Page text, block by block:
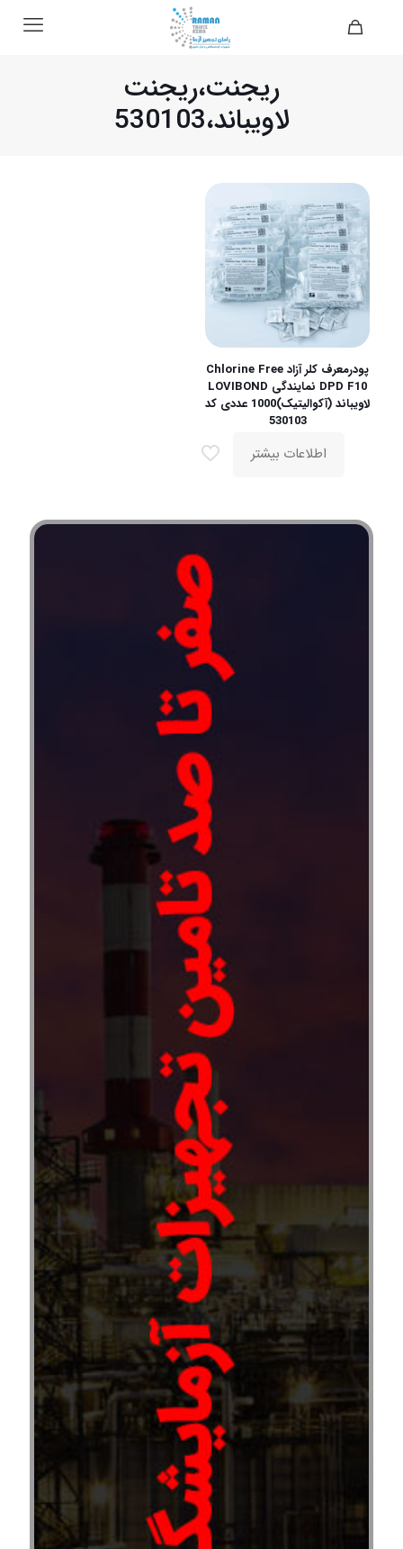
ریجنت،ریجنت
لاویباند،530103
پودرمعرف کلر آزاد Chlorine Free
DPD F10 نمایندگی LOVIBOND
لاویباند (آکوالیتیک)1000 عددی کد
530103
اطلاعات بیشتر